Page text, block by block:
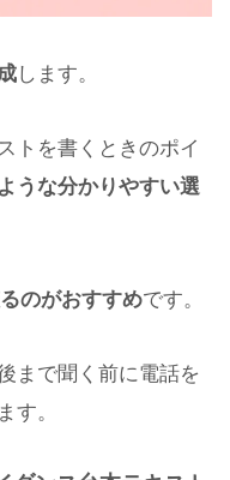
します。
トを書くときのポイ
うな分かりやすい選
のがおすすめです。
まで聞く前に電話を
。